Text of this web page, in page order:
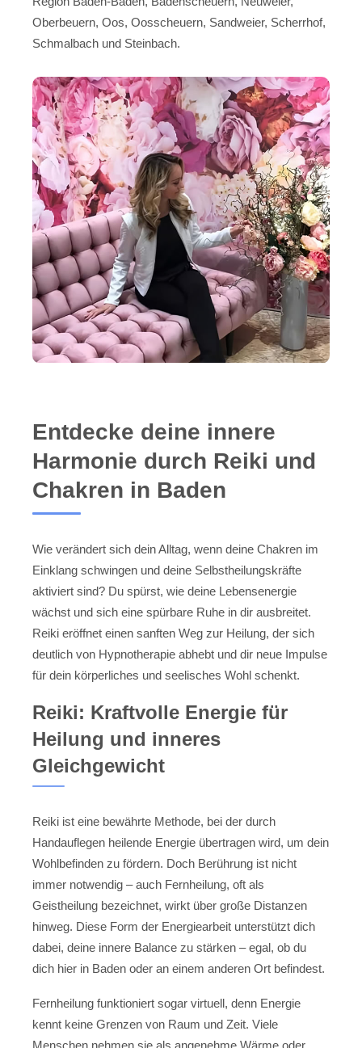
Oberbeuern, Oos, Oosscheuern, Sandweier, Scherrhof,
Schmalbach und Steinbach.
Entdecke deine innere
Harmonie durch Reiki und
Chakren in Baden
Wie verändert sich dein Alltag, wenn deine Chakren im
Einklang schwingen und deine Selbstheilungskräfte
aktiviert sind? Du spürst, wie deine Lebensenergie
wächst und sich eine spürbare Ruhe in dir ausbreitet.
Reiki eröffnet einen sanften Weg zur Heilung, der sich
deutlich von Hypnotherapie abhebt und dir neue Impulse
für dein körperliches und seelisches Wohl schenkt.
Reiki: Kraftvolle Energie für
Heilung und inneres
Gleichgewicht
Reiki ist eine bewährte Methode, bei der durch
Handauflegen heilende Energie übertragen wird, um dein
Wohlbefinden zu fördern. Doch Berührung ist nicht
immer notwendig – auch Fernheilung, oft als
Geistheilung bezeichnet, wirkt über große Distanzen
hinweg. Diese Form der Energiearbeit unterstützt dich
dabei, deine innere Balance zu stärken – egal, ob du
dich hier in Baden oder an einem anderen Ort befindest.
Fernheilung funktioniert sogar virtuell, denn Energie
kennt keine Grenzen von Raum und Zeit. Viele
Menschen nehmen sie als angenehme Wärme oder